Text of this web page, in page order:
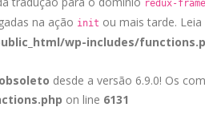
redux-
na ação init ou mais tarde.
wp-includes/
obsoleto desde a versão 6.9.0! Os
on line 6131